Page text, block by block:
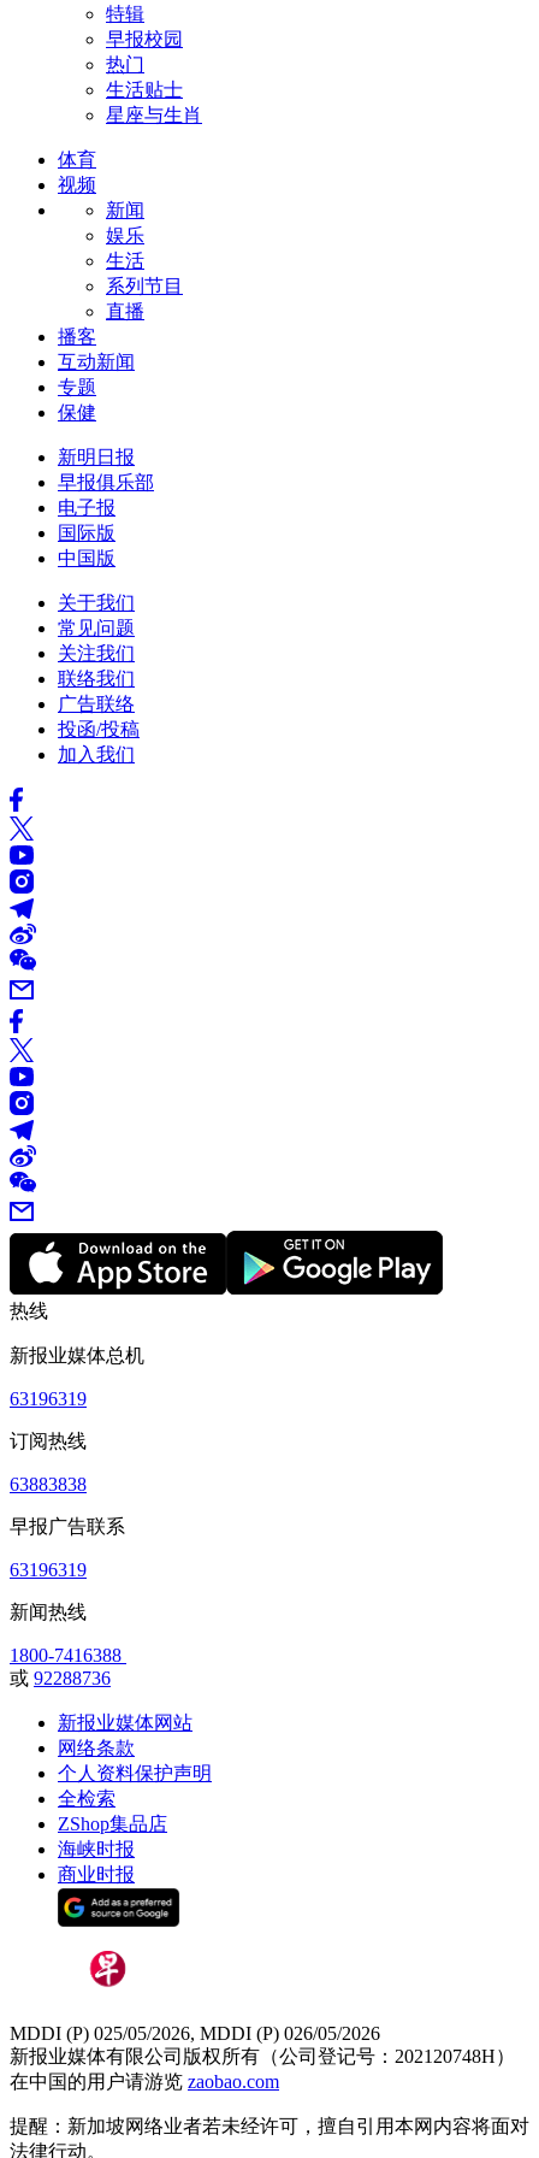
特辑
早报校园
热门
生活贴士
星座与生肖
体育
视频
新闻
娱乐
生活
系列节目
直播
播客
互动新闻
专题
保健
新明日报
早报俱乐部
电子报
国际版
中国版
关于我们
常见问题
关注我们
联络我们
广告联络
投函/投稿
加入我们
热线
新报业媒体总机
63196319
订阅热线
63883838
早报广告联系
63196319
新闻热线
1800-7416388
或 92288736
新报业媒体网站
网络条款
个人资料保护声明
全检索
ZShop集品店
海峡时报
商业时报
MDDI (P) 025/05/2026, MDDI (P) 026/05/2026
新报业媒体有限公司版权所有（公司登记号：202120748H）
在中国的用户请游览 zaobao.com
提醒：新加坡网络业者若未经许可，擅自引用本网内容将面对
法律行动。